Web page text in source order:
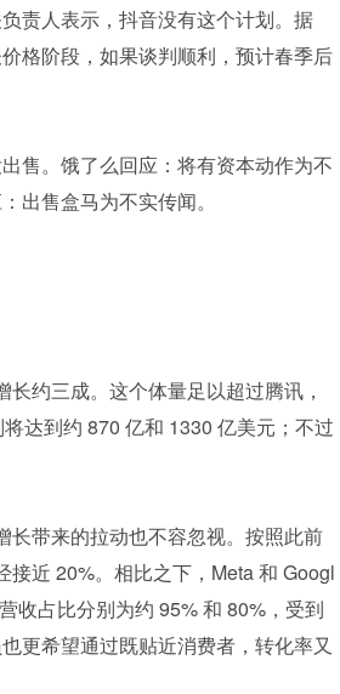
责人表示，抖音没有这个计划。据
格阶段，如果谈判顺利，预计春季后
售。饿了么回应：将有资本动作为不
出售盒马为不实传闻。
约三成。这个体量足以超过腾讯，
达到约 870 亿和 1330 亿美元；不过
长带来的拉动也不容忽视。按照此前
近 20%。相比之下，Meta 和 Googl
收占比分别为约 95% 和 80%，受到
更希望通过既贴近消费者，转化率又